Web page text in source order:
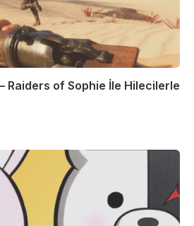
Raiders of Sophie İle Hilecilerle